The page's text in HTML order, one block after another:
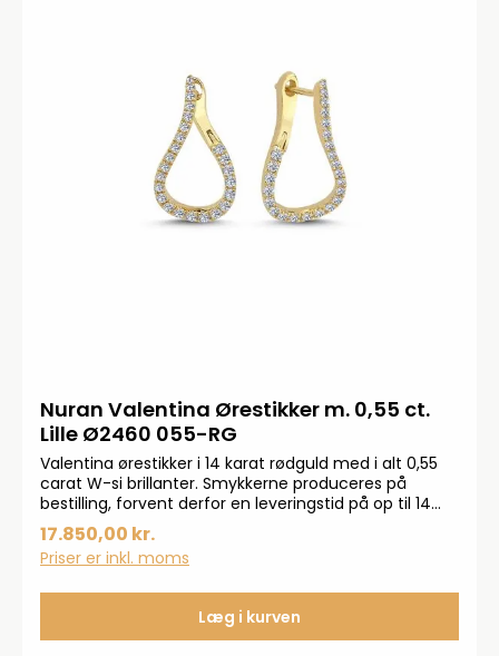
Nuran Valentina Ørestikker m. 0,55 ct.
Lille Ø2460 055-RG
Valentina ørestikker i 14 karat rødguld med i alt 0,55
carat W-si brillanter. Smykkerne produceres på
bestilling, forvent derfor en leveringstid på op til 14
dageHar du specielle ønsker, kontakt da gerne
kundeservice på info@bendixen-thisted.dk eller Tlf:
97 92 02 31Der tages forbehold for trykfejl og
17.850,00 kr.
Priser er inkl. moms
Læg i kurven